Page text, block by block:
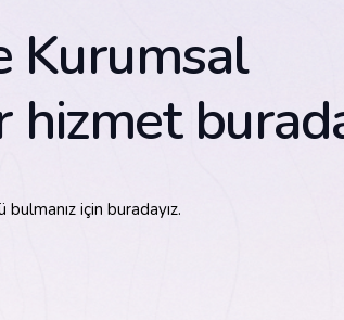
Kurumsal
hizmet
için buradayız.